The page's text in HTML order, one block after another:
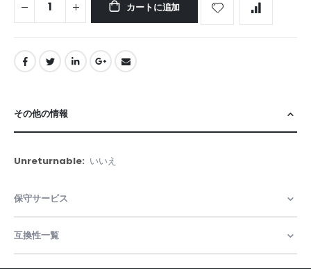
カートに追加
その他の情報
そ
の
情
報
いいえ
保守サービス
互換性一覧